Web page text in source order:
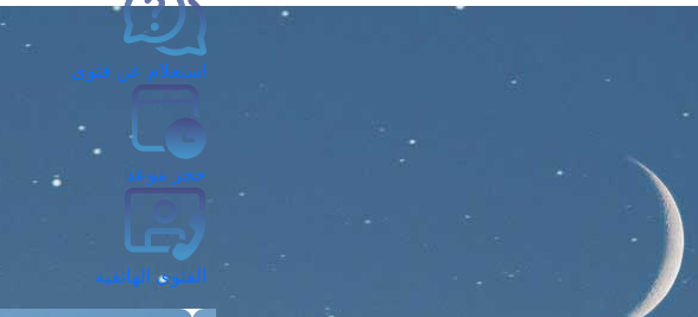
استعلام عن فتوى
حجز موعد
الفتوى الهاتفية